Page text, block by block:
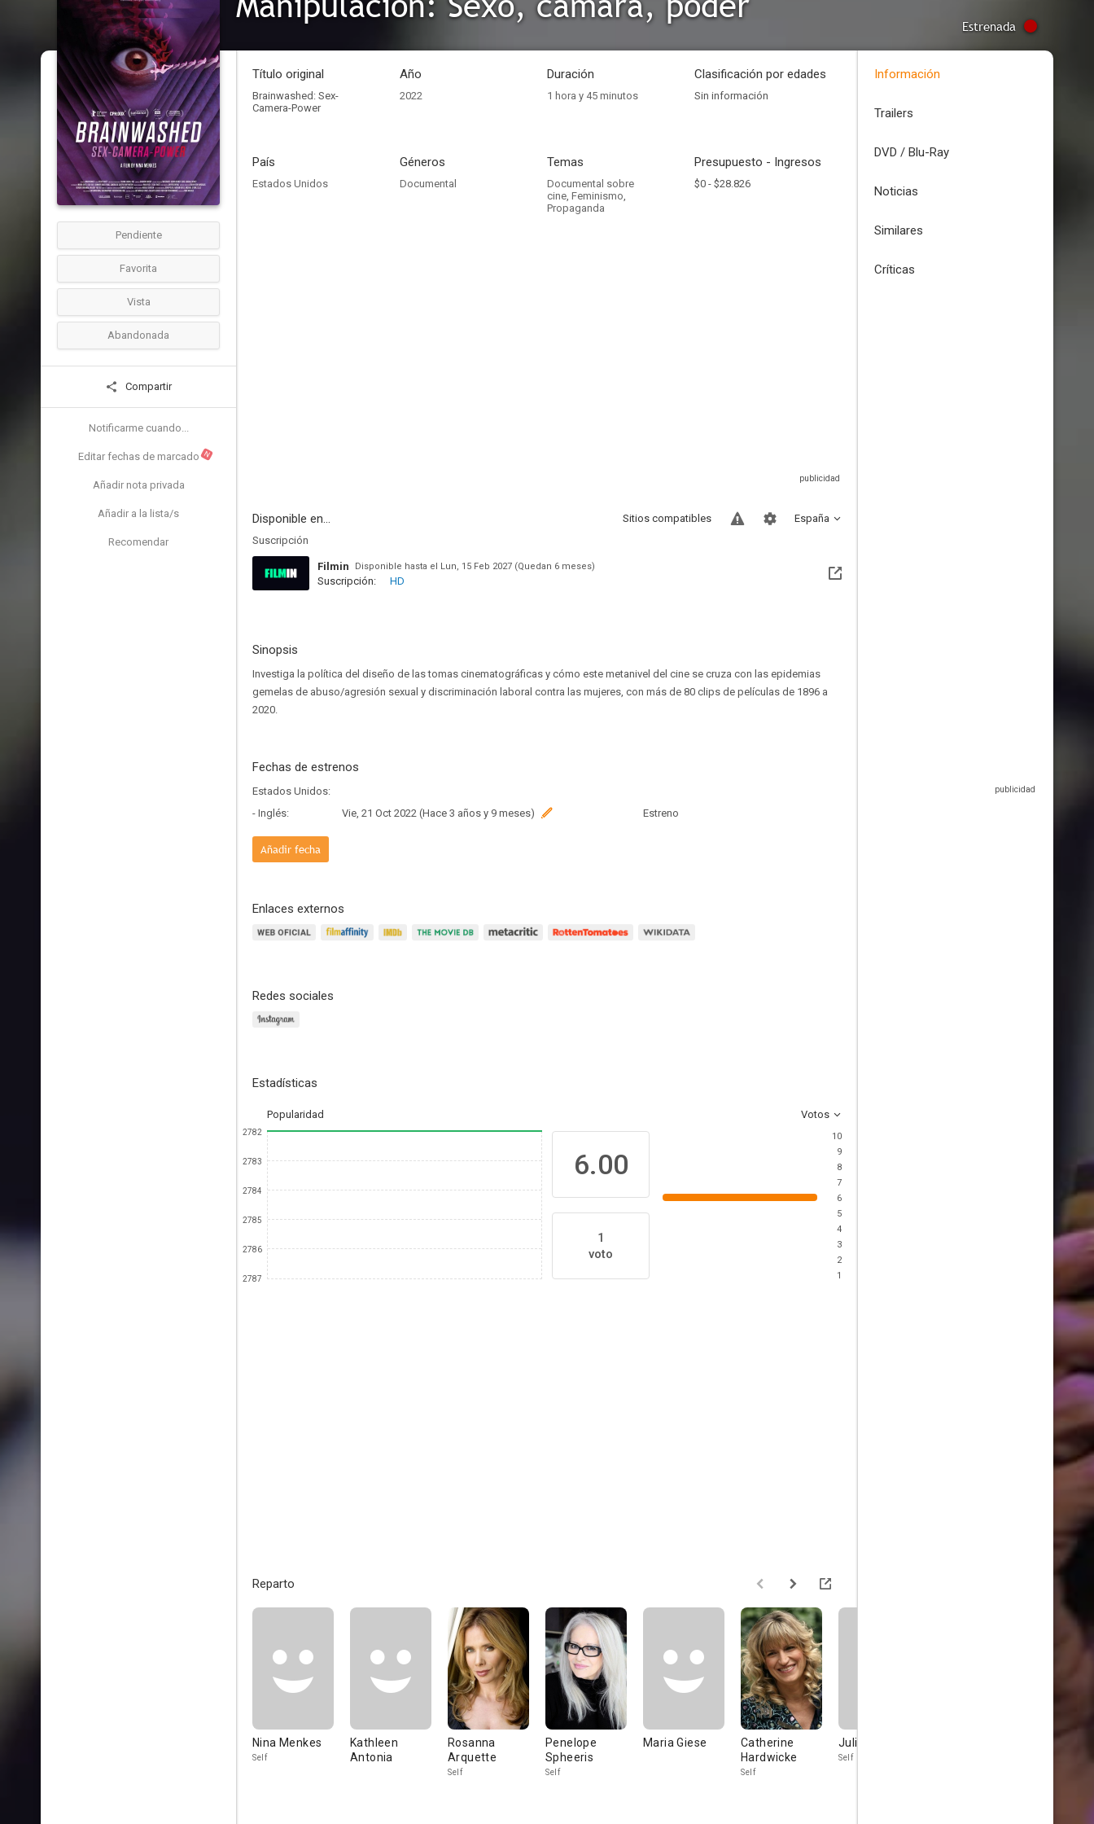
Estrenada
Pendiente
Favorita
Vista
Abandonada
Compartir
Notificarme cuando...
Editar fechas de marcado N
Añadir nota privada
Añadir a la lista/s
Recomendar
Título original
Brainwashed: Sex-
Camera-Power
Año
2022
Duración
1 hora y 45 minutos
Clasificación por edades
Sin información
País
Estados Unidos
Géneros
Documental
Temas
Documental sobre
cine, Feminismo,
Propaganda
Presupuesto - Ingresos
$0 - $28.826
Disponible en... España
Sitios compatibles
Suscripción
Filmin Disponible hasta el Lun, 15 Feb 2027 (Quedan 6 meses)
Suscripción: HD
Sinopsis
Investiga la política del diseño de las tomas cinematográficas y cómo este metanivel del cine se cruza con las epidemias
gemelas de abuso/agresión sexual y discriminación laboral contra las mujeres, con más de 80 clips de películas de 1896 a
2020.
Fechas de estrenos
Estados Unidos:
- Inglés:
Vie, 21 Oct 2022 (Hace 3 años y 9 meses) Estreno
Añadir fecha
Enlaces externos
Redes sociales
Estadísticas
Popularidad Votos
2782
2783
2784
2785
2786
2787
6.00
1
voto
10
9
8
7
6
5
4
3
2
1
Reparto
Nina Menkes
Self
Kathleen
Antonia
Rosanna
Arquette
Self
Penelope
Spheeris
Self
Maria Giese
Catherine
Hardwicke
Self
Julie Dash
Self
Información
Trailers
DVD / Blu-Ray
Noticias
Similares
Críticas